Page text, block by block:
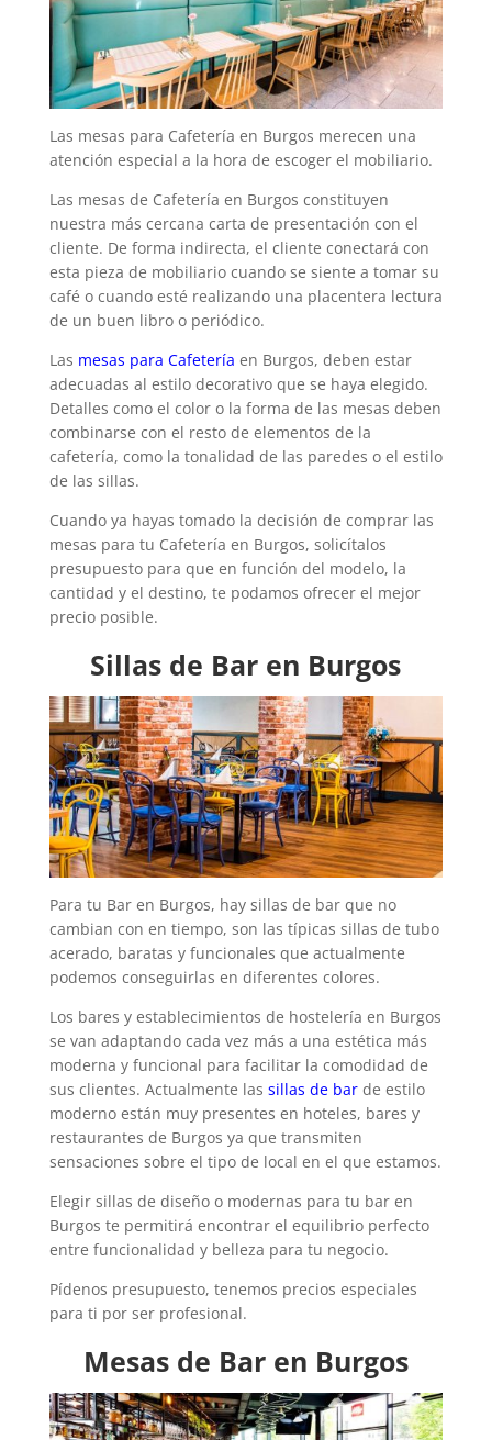
Las mesas para Cafetería en Burgos merecen una
atención especial a la hora de escoger el mobiliario.
Las mesas de Cafetería en Burgos constituyen
nuestra más cercana carta de presentación con el
cliente. De forma indirecta, el cliente conectará con
esta pieza de mobiliario cuando se siente a tomar su
café o cuando esté realizando una placentera lectura
de un buen libro o periódico.
Las mesas para Cafetería en Burgos, deben estar
adecuadas al estilo decorativo que se haya elegido.
Detalles como el color o la forma de las mesas deben
combinarse con el resto de elementos de la
cafetería, como la tonalidad de las paredes o el estilo
de las sillas.
Cuando ya hayas tomado la decisión de comprar las
mesas para tu Cafetería en Burgos, solicítalos
presupuesto para que en función del modelo, la
cantidad y el destino, te podamos ofrecer el mejor
precio posible.
Sillas de Bar en Burgos
Para tu Bar en Burgos, hay sillas de bar que no
cambian con en tiempo, son las típicas sillas de tubo
acerado, baratas y funcionales que actualmente
podemos conseguirlas en diferentes colores.
Los bares y establecimientos de hostelería en Burgos
se van adaptando cada vez más a una estética más
moderna y funcional para facilitar la comodidad de
sus clientes. Actualmente las sillas de barde estilo
moderno están muy presentes en hoteles, bares y
restaurantes de Burgos ya que transmiten
sensaciones sobre el tipo de local en el que estamos.
Elegir sillas de diseño o modernas para tu bar en
Burgos te permitirá encontrar el equilibrio perfecto
entre funcionalidad y belleza para tu negocio.
Pídenos presupuesto, tenemos precios especiales
para ti por ser profesional.
Mesas de Bar en Burgos